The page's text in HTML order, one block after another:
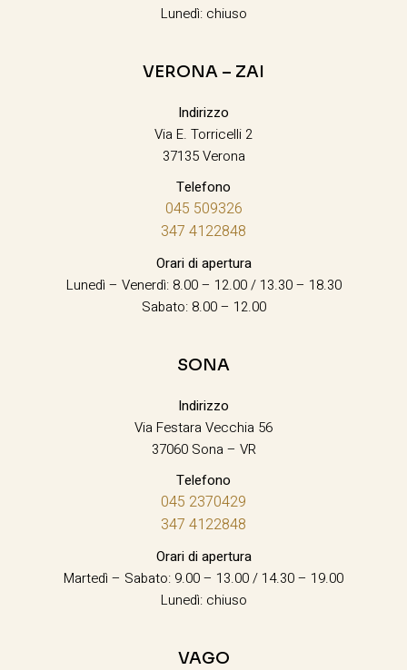
Lunedì: chiuso
VERONA – ZAI
Indirizzo
Via E. Torricelli 2
37135 Verona
Telefono
045 509326
347 4122848
Orari di apertura
Lunedì – Venerdì: 8.00 – 12.00 / 13.30 – 18.30
Sabato: 8.00 – 12.00
SONA
Indirizzo
Via Festara Vecchia 56
37060 Sona – VR
Telefono
045 2370429
347 4122848
Orari di apertura
Martedì – Sabato: 9.00 – 13.00 / 14.30 – 19.00
Lunedì: chiuso
VAGO